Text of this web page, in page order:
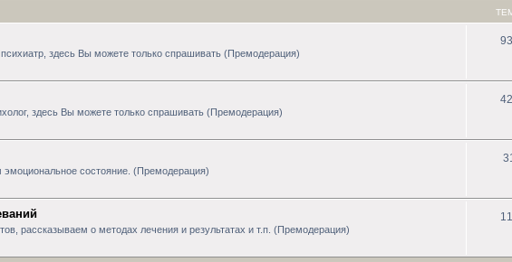
здесь Вы можете только спрашивать (Премодерация)
здесь Вы можете только спрашивать (Премодерация)
состояние. (Премодерация)
31
рассказываем о методах лечения и результатах и т.п. (Премодерация)